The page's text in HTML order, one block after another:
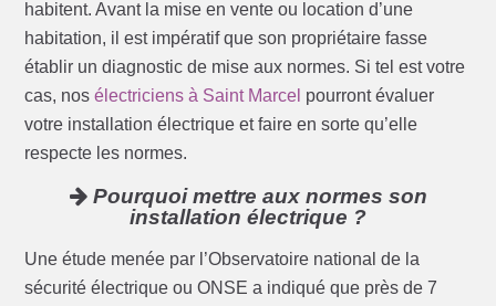
habitent. Avant la mise en vente ou location d’une
habitation, il est impératif que son propriétaire fasse
établir un diagnostic de mise aux normes. Si tel est votre
cas, nosélectriciens à Saint Marcel pourront évaluer
votre installation électrique et faire en sorte qu’elle
respecte les normes.
Pourquoi mettre aux normes son
installation électrique ?
Une étude menée par l’Observatoire national de la
sécurité électrique ou ONSE a indiqué que près de 7